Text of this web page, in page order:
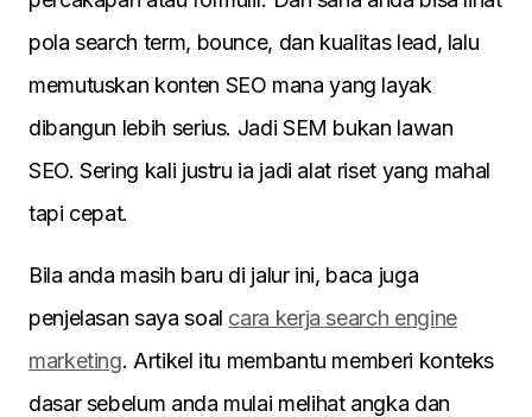
pola search term, bounce, dan kualitas lead, lalu
memutuskan konten SEO mana yang layak
dibangun lebih serius. Jadi SEM bukan lawan
SEO. Sering kali justru ia jadi alat riset yang mahal
tapi cepat.
Bila anda masih baru di jalur ini, baca juga
penjelasan saya soal cara kerja search engine
marketing. Artikel itu membantu memberi konteks
dasar sebelum anda mulai melihat angka dan